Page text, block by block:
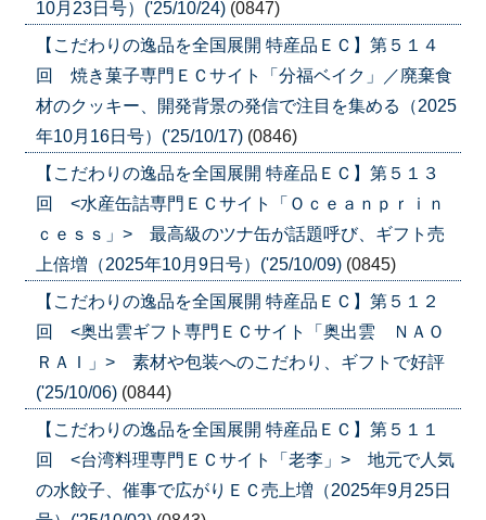
10月23日号）('25/10/24) (0847)
【こだわりの逸品を全国展開 特産品ＥＣ】第５１４
回 焼き菓子専門ＥＣサイト「分福ベイク」／廃棄食
材のクッキー、開発背景の発信で注目を集める（2025
年10月16日号）('25/10/17) (0846)
【こだわりの逸品を全国展開 特産品ＥＣ】第５１３
回 <水産缶詰専門ＥＣサイト「Ｏｃｅａｎｐｒｉｎ
ｃｅｓｓ」> 最高級のツナ缶が話題呼び、ギフト売
上倍増（2025年10月9日号）('25/10/09) (0845)
【こだわりの逸品を全国展開 特産品ＥＣ】第５１２
回 <奥出雲ギフト専門ＥＣサイト「奥出雲 ＮＡＯ
ＲＡＩ」> 素材や包装へのこだわり、ギフトで好評
('25/10/06) (0844)
【こだわりの逸品を全国展開 特産品ＥＣ】第５１１
回 <台湾料理専門ＥＣサイト「老李」> 地元で人気
の水餃子、催事で広がりＥＣ売上増（2025年9月25日